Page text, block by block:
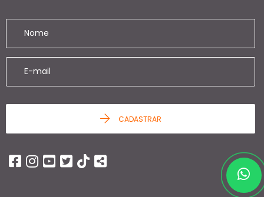
CADASTRAR